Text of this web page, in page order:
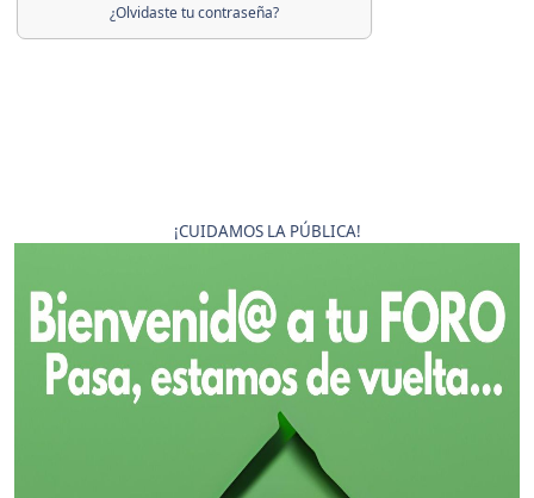
¿Olvidaste tu contraseña?
¡CUIDAMOS LA PÚBLICA!